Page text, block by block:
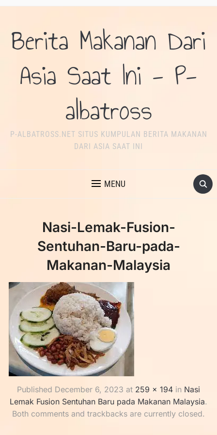
Berita Makanan Dari
Asia Saat Ini - P-
albatross
P-ALBATROSS.NET SITUS KUMPULAN BERITA MAKANAN
DARI ASIA SAAT INI
MENU
Nasi-Lemak-Fusion-
Sentuhan-Baru-pada-
Makanan-Malaysia
Published December 6, 2023 at 259 × 194 in Nasi
Lemak Fusion Sentuhan Baru pada Makanan Malaysia.
Both comments and trackbacks are currently closed.